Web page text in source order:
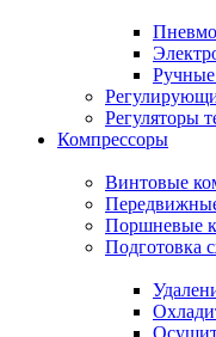
Регуляторы
Компрессоры
Винтовые
Поршневые
Подготовка